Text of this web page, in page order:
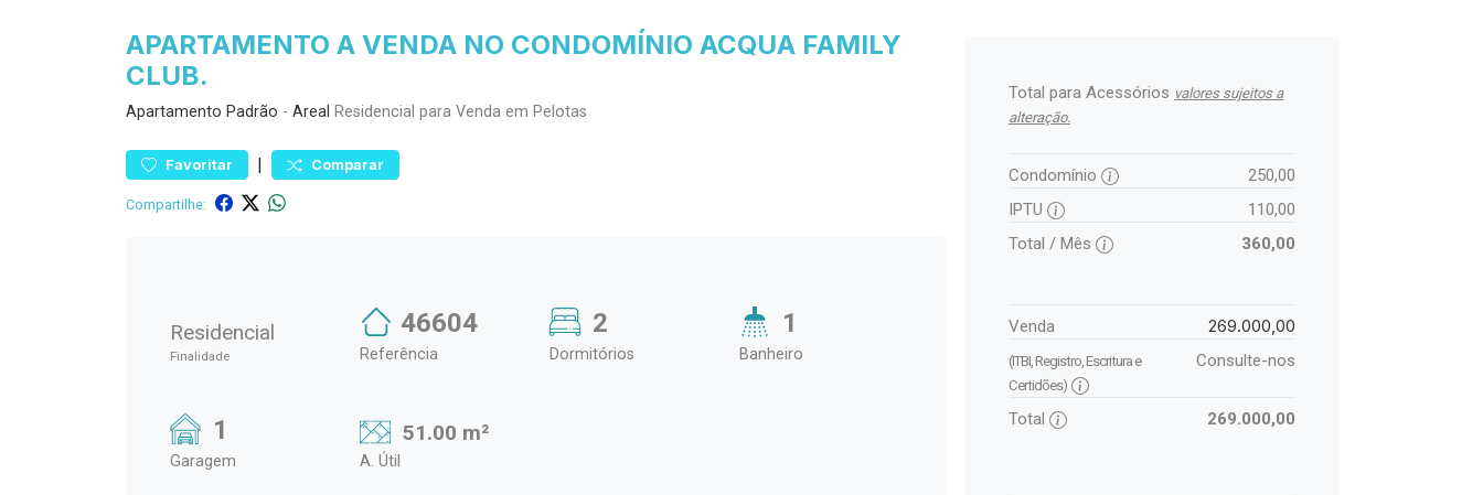
APARTAMENTO A VENDA NO CONDOMÍNIO ACQUA FAMILY
CLUB.
Apartamento Padrão - Areal Residencial para Venda em Pelotas
Favoritar | Comparar
Compartilhe:
Residencial
Finalidade
46604
Referência
2
Dormitórios
1
Banheiro
1
Garagem
51.00 m²
A. Útil
Total para Acessórios valores sujeitos a
alteração.
Condomínio
250,00
IPTU
110,00
Total / Mês
360,00
Venda 269.000,00
(ITBI, Registro, Escritura e
Certidões)
Consulte-nos
Total 269.000,00